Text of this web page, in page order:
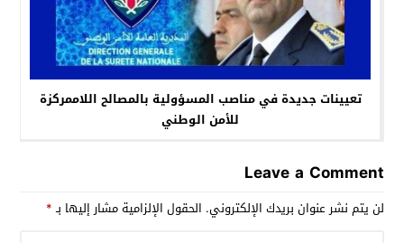
تعيينات جديدة في مناصب المسؤولية بالمصالح اللاممركزة
للأمن الوطني
Leave a Comment
لن يتم نشر عنوان بريدك الإلكتروني. الحقول الإلزامية مشار إليها بـ*